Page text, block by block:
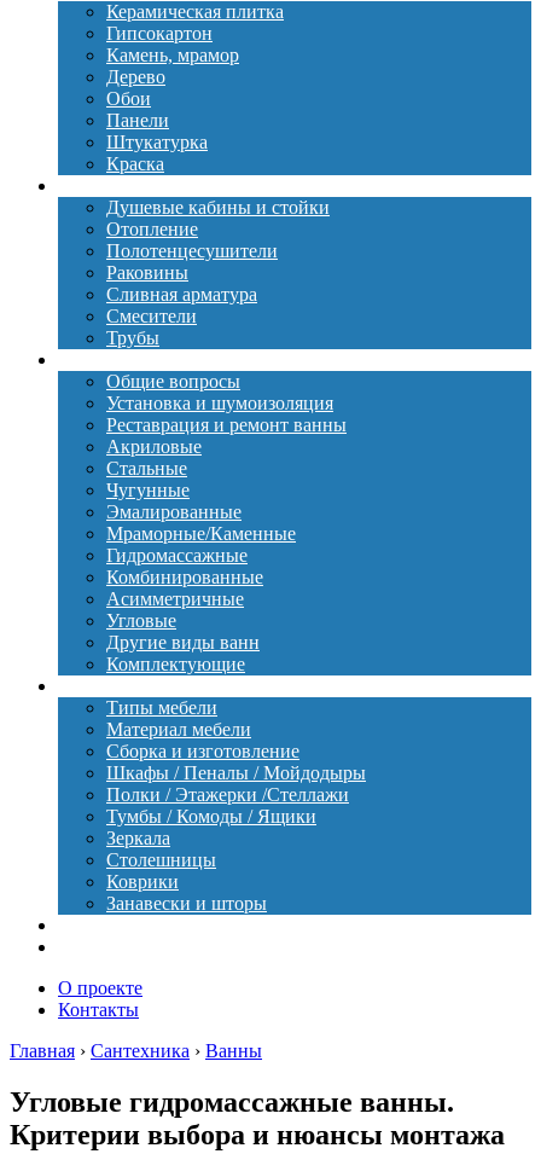
Керамическая плитка
Гипсокартон
Камень, мрамор
Дерево
Обои
Панели
Штукатурка
Краска
Душевые кабины и стойки
Отопление
Полотенцесушители
Раковины
Сливная арматура
Смесители
Трубы
Общие вопросы
Установка и шумоизоляция
Реставрация и ремонт ванны
Акриловые
Стальные
Чугунные
Эмалированные
Мраморные/Каменные
Гидромассажные
Комбинированные
Асимметричные
Угловые
Другие виды ванн
Комплектующие
Типы мебели
Материал мебели
Сборка и изготовление
Шкафы / Пеналы / Мойдодыры
Полки / Этажерки /Стеллажи
Тумбы / Комоды / Ящики
Зеркала
Столешницы
Коврики
Занавески и шторы
О проекте
Контакты
Главная › Сантехника › Ванны
Угловые гидромассажные ванны.
Критерии выбора и нюансы монтажа